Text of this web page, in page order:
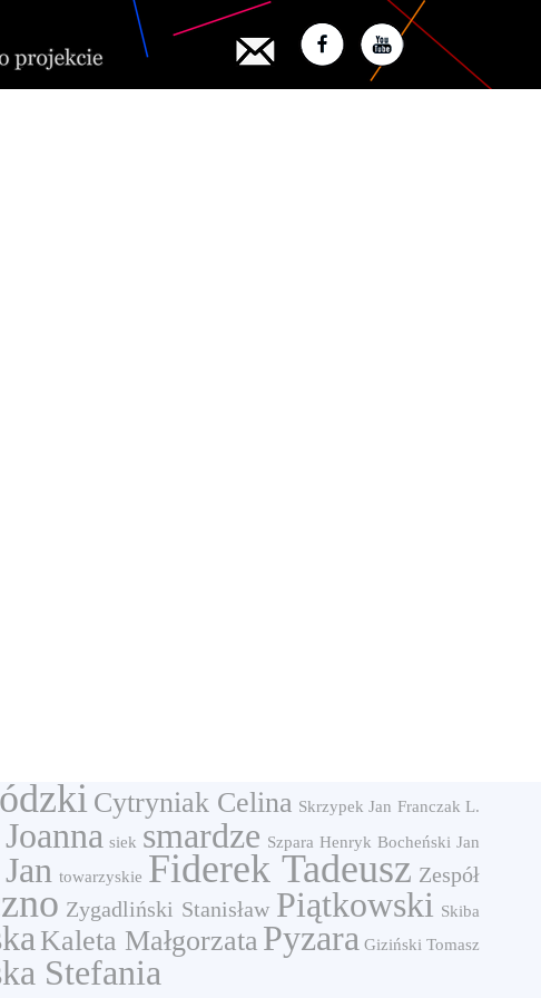
Cytryniak Celina Skrzypek Jan Franczak L.
siek smardze Szpara Henryk Bocheński Jan
towarzyskie Fiderek Tadeusz Zespół
Zygadliński Stanisław Piątkowski
Skiba
Kaleta Małgorzata Pyzara Giziński Tomasz
Stefania